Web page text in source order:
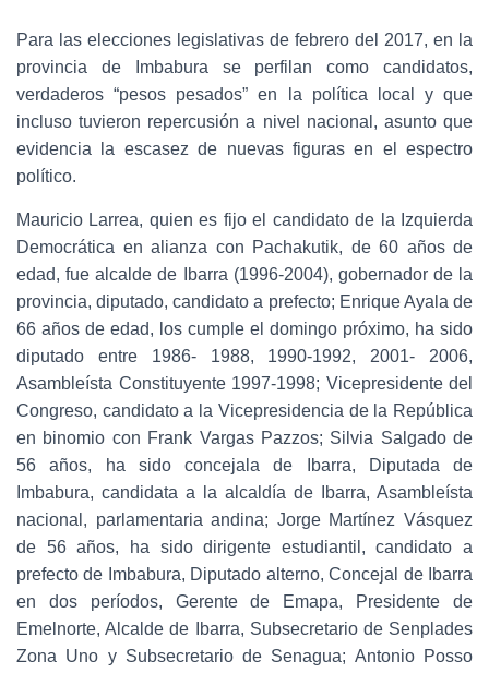
Para las elecciones legislativas de febrero del 2017, en la
provincia de Imbabura se perfilan como candidatos,
verdaderos “pesos pesados” en la política local y que
incluso tuvieron repercusión a nivel nacional, asunto que
evidencia la escasez de nuevas figuras en el espectro
político.
Mauricio Larrea, quien es fijo el candidato de la Izquierda
Democrática en alianza con Pachakutik, de 60 años de
edad, fue alcalde de Ibarra (1996-2004), gobernador de la
provincia, diputado, candidato a prefecto; Enrique Ayala de
66 años de edad, los cumple el domingo próximo, ha sido
diputado entre 1986- 1988, 1990-1992, 2001- 2006,
Asambleísta Constituyente 1997-1998; Vicepresidente del
Congreso, candidato a la Vicepresidencia de la República
en binomio con Frank Vargas Pazzos; Silvia Salgado de
56 años, ha sido concejala de Ibarra, Diputada de
Imbabura, candidata a la alcaldía de Ibarra, Asambleísta
nacional, parlamentaria andina; Jorge Martínez Vásquez
de 56 años, ha sido dirigente estudiantil, candidato a
prefecto de Imbabura, Diputado alterno, Concejal de Ibarra
en dos períodos, Gerente de Emapa, Presidente de
Emelnorte, Alcalde de Ibarra, Subsecretario de Senplades
Zona Uno y Subsecretario de Senagua; Antonio Posso